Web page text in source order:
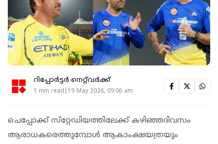
റിപ്പോർട്ടർ നെറ്റ്‌വര്‍ക്ക്‌
1 min read|19 May 2026, 09:06 am
ചെപ്പോക്ക് സ്‌റ്റേഡിയത്തിലേക്ക് കഴിഞ്ഞദിവസം
ആരാധകരെത്തുമ്പോള്‍ ആകാംക്ഷയത്രയും